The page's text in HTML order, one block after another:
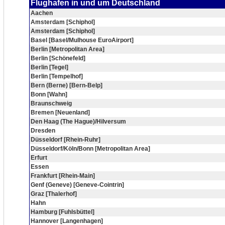
Flughafen in und um Deutschland
Aachen
Amsterdam [Schiphol]
Amsterdam [Schiphol]
Basel [Basel/Mulhouse EuroAirport]
Berlin [Metropolitan Area]
Berlin [Schönefeld]
Berlin [Tegel]
Berlin [Tempelhof]
Bern (Berne) [Bern-Belp]
Bonn [Wahn]
Braunschweig
Bremen [Neuenland]
Den Haag (The Hague)/Hilversum
Dresden
Düsseldorf [Rhein-Ruhr]
Düsseldorf/Köln/Bonn [Metropolitan Area]
Erfurt
Essen
Frankfurt [Rhein-Main]
Genf (Geneve) [Geneve-Cointrin]
Graz [Thalerhof]
Hahn
Hamburg [Fuhlsbüttel]
Hannover [Langenhagen]